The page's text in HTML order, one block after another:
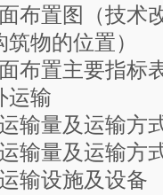
（技术改造
物的位置）
主要指标
输
及运输方
及运输方
施及设备